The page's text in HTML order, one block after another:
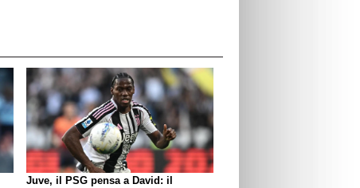
Juve, il PSG pensa a David: il